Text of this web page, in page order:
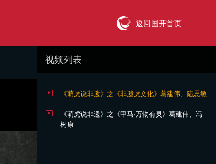
返回国开首页
视频列表
《萌虎说非遗》之《非遗虎文化》葛建伟、陆思敏
《萌虎说非遗》之《甲马·万物有灵》葛建伟、冯
树康